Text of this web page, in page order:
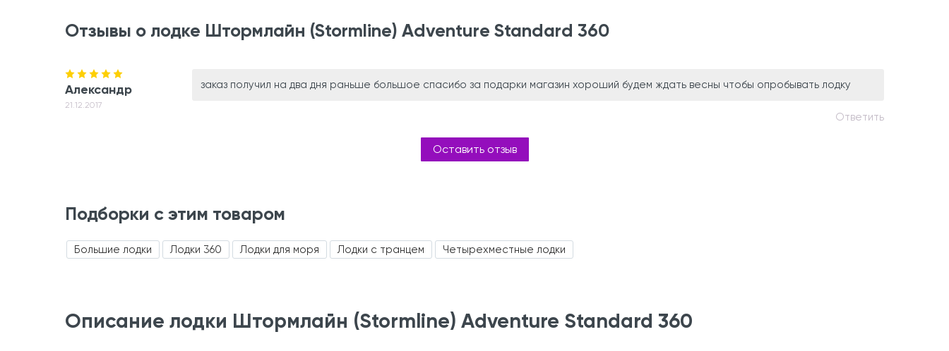
Отзывы о лодке Штормлайн (Stormline) Adventure Standard 360
Александр
21.12.2017
заказ получил на два дня раньше большое спасибо за подарки магазин хороший будем ждать весны чтобы опробывать лодку
Ответить
Оставить отзыв
Подборки с этим товаром
Большие лодки Лодки 360 Лодки для моря Лодки с транцем Четырехместные лодки
Описание лодки Штормлайн (Stormline) Adventure Standard 360